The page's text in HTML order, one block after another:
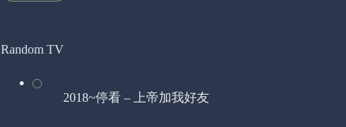
Random TV
2018~停看 – 上帝加我好友